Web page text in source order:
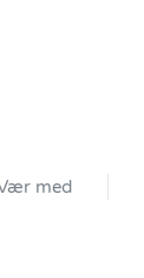
med